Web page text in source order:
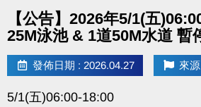
▪︎ 泳池 分機 105
▪︎ 課務/球類 分機 103、104
▪︎ 體適能(肌力體能) 分機 107
【公告】2026年5/1(五
25M泳池 & 1道50M水道 暫
發佈日期 : 2026.04.27 來
5/1(五)06:00-18:00